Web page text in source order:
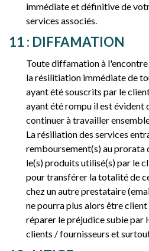
immédiate et définitive de
services associés.
11 : DIFFAMATION
Toute diffamation à
la résilitiation immédiate de
ayant été souscrits par le
ayant été rompu il est évident
continuer à travailler
La résiliation des services
remboursement(s) au prorata
le(s) produits utilisé(s) par le
pour transférer la totalité de
chez un autre prestataire
ne pourra plus alors être
réparer le préjudice subie par
clients / fournisseurs et